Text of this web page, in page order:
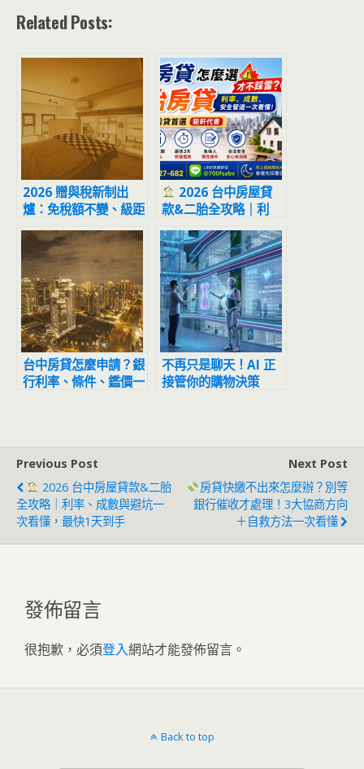
Related Posts:
2026 贈與稅新制出
爐：免稅額不變、級距
全面調升！父母如何跨
年度贈與，合法打造
2352 萬免稅置產金？
2026 台中房屋貸
款&二胎全攻略｜利
率、成數與避坑一次看
懂，最快1天到手
台中房貸怎麼申請？銀
行利率、條件、鑑價一
不再只是聊天！AI 正
接管你的購物決策
Previous Post
2026 台中房屋貸款&二胎
全攻略｜利率、成數與避坑一
次看懂，最快1天到手
Next Post
房貸快繳不出來怎麼辦？別等
銀行催收才處理！3大協商方向
＋自救方法一次看懂
發佈留言
很抱歉，必須登入網站才能發佈留言。
Back to top